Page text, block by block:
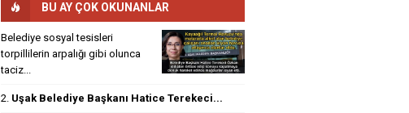
›
BU AY ÇOK OKUNANLAR
Belediye sosyal tesisleri
torpillilerin arpalığı gibi olunca
taciz...
2. Uşak Belediye Başkanı Hatice Terekeci...